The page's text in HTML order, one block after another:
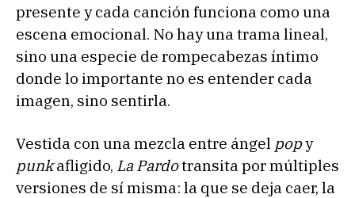
presente y cada canción funciona como una
escena emocional. No hay una trama lineal,
sino una especie de rompecabezas íntimo
donde lo importante no es entender cada
imagen, sino sentirla.
Vestida con una mezcla entre ángel popy
punkafligido, La Pardotransita por múltiples
versiones de sí misma: la que se deja caer, la